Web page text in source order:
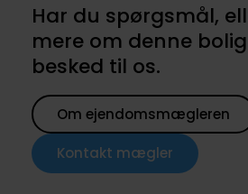
Har du spørgsmål,
mere om denne
besked til os.
Om ejendomsmægleren
Kontakt mægler